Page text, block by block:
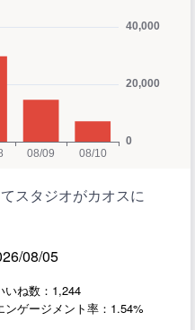
スタジオがカオスに
08/05
いね数：1,244
ンゲージメント率：1.54%